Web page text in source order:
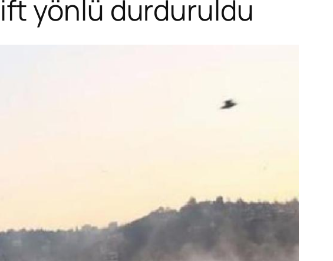
yönlü durduruldu